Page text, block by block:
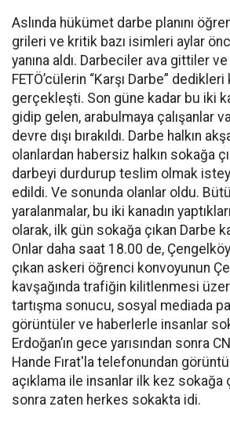
Aslında hükümet darbe planını
grileri ve kritik bazı isimleri aylar
yanına aldı. Darbeciler ava gittiler ve
FETÖ’cülerin “Karşı Darbe”
gerçekleşti. Son güne kadar bu iki
gidip gelen, arabulmaya çalışanlar
devre dışı bırakıldı. Darbe halkın
olanlardan habersiz halkın sokağa
darbeyi durdurup teslim olmak
edildi. Ve sonunda olanlar oldu.
yaralanmalar, bu iki kanadın
olarak, ilk gün sokağa çıkan Darbe
Onlar daha saat 18.00 de,
çıkan askeri öğrenci konvoyunun
kavşağında trafiğin kilitlenmesi
tartışma sonucu, sosyal mediada
görüntüler ve haberlerle insanlar
Erdoğan’ın gece yarısından sonra
Hande Fırat'la telefonundan
açıklama ile insanlar ilk kez sokağa
sonra zaten herkes sokakta idi.